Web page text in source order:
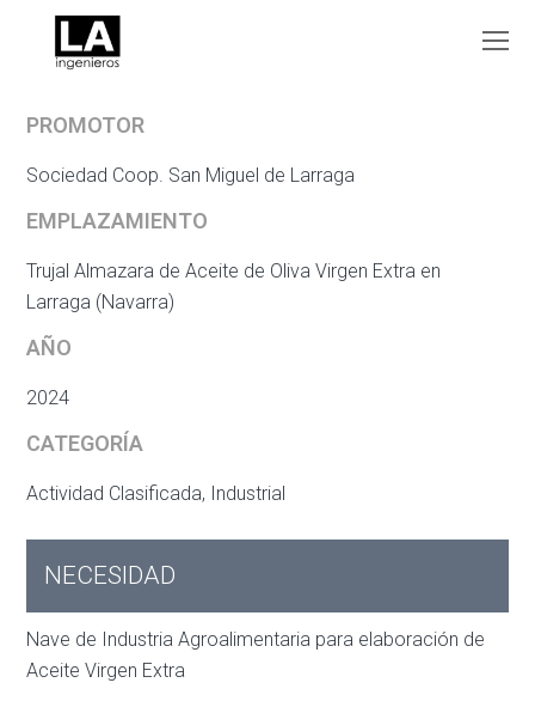
PROMOTOR
Sociedad Coop. San Miguel de Larraga
EMPLAZAMIENTO
Trujal Almazara de Aceite de Oliva Virgen Extra en
Larraga (Navarra)
AÑO
2024
CATEGORÍA
Actividad Clasificada, Industrial
NECESIDAD
Nave de Industria Agroalimentaria para elaboración de
Aceite Virgen Extra